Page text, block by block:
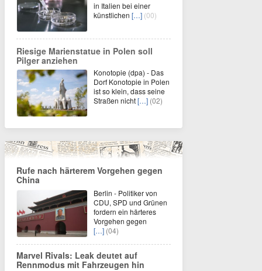
in Italien bei einer
künstlichen […] (00)
Riesige Marienstatue in Polen soll
Pilger anziehen
Konotopie (dpa) - Das
Dorf Konotopie in Polen
ist so klein, dass seine
Straßen nicht[…] (02)
Rufe nach härterem Vorgehen gegen
China
Berlin - Politiker von
CDU, SPD und Grünen
fordern ein härteres
Vorgehen gegen
[…] (04)
Marvel Rivals: Leak deutet auf
Rennmodus mit Fahrzeugen hin